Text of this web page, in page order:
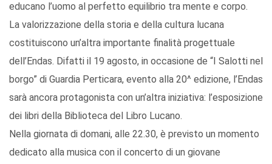
educano l’uomo al perfetto equilibrio tra mente e corpo.
La valorizzazione della storia e della cultura lucana
costituiscono un’altra importante finalità progettuale
dell’Endas. Difatti il 19 agosto, in occasione de “I Salotti nel
borgo” di Guardia Perticara, evento alla 20^ edizione, l’Endas
sarà ancora protagonista con un’altra iniziativa: l’esposizione
dei libri della Biblioteca del Libro Lucano.
Nella giornata di domani, alle 22.30, è previsto un momento
dedicato alla musica con il concerto di un giovane